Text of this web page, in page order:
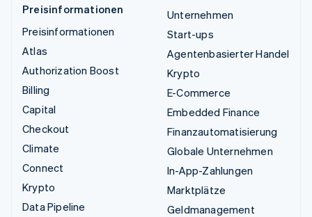
Preisinformationen
Preisinformationen
Atlas
Authorization Boost
Billing
Capital
Checkout
Climate
Connect
Krypto
Data Pipeline
Unternehmen
Start-ups
Agentenbasierter Handel
Krypto
E-Commerce
Embedded Finance
Finanzautomatisierung
Globale Unternehmen
In-App-Zahlungen
Marktplätze
Geldmanagement